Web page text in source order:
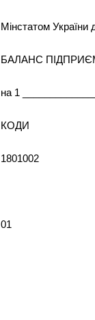
Мінстатом України
БАЛАНС
на 1
КОДИ
1801002
01